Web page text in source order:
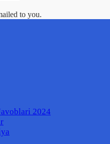
to you.
2024